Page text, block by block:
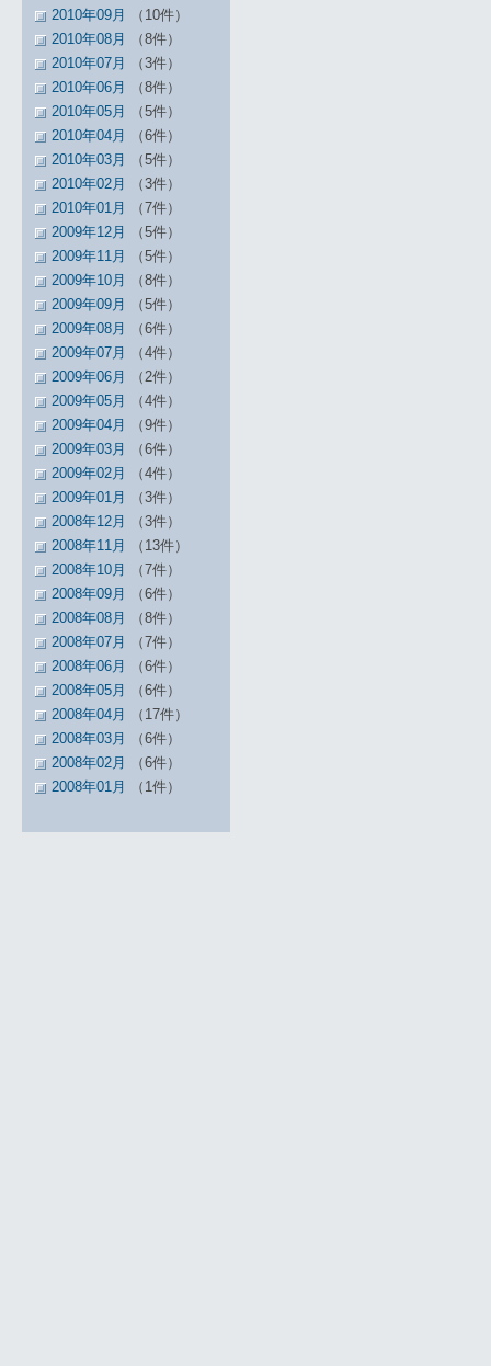
2010年09月
（10件）
2010年08月
（8件）
2010年07月
（3件）
2010年06月
（8件）
2010年05月
（5件）
2010年04月
（6件）
2010年03月
（5件）
2010年02月
（3件）
2010年01月
（7件）
2009年12月
（5件）
2009年11月
（5件）
2009年10月
（8件）
2009年09月
（5件）
2009年08月
（6件）
2009年07月
（4件）
2009年06月
（2件）
2009年05月
（4件）
2009年04月
（9件）
2009年03月
（6件）
2009年02月
（4件）
2009年01月
（3件）
2008年12月
（3件）
2008年11月
（13件）
2008年10月
（7件）
2008年09月
（6件）
2008年08月
（8件）
2008年07月
（7件）
2008年06月
（6件）
2008年05月
（6件）
2008年04月
（17件）
2008年03月
（6件）
2008年02月
（6件）
2008年01月
（1件）